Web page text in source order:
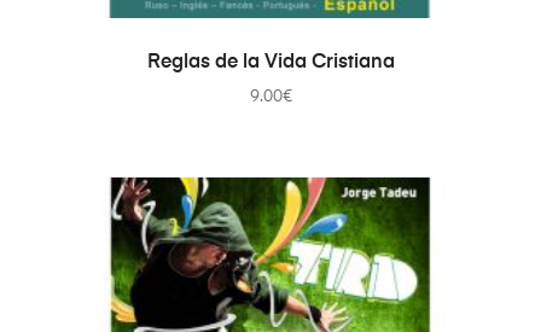
AÑADIR AL CARRITO
Reglas de la Vida Cristiana
9.00€